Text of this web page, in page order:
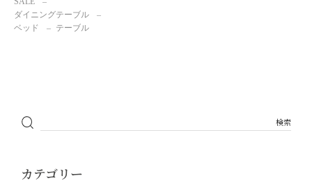
ダイニングテーブル
ベッド
テーブル
カテゴリー